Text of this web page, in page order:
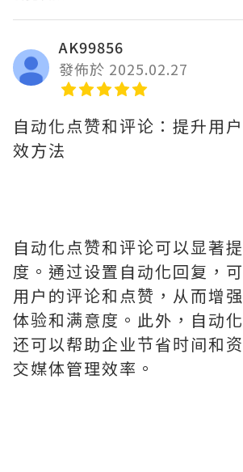
AK99856
發佈於 2025.02.27
自动化点赞和评论：提升用
效方法
自动化点赞和评论可以显著
度。通过设置自动化回复，
用户的评论和点赞，从而增
体验和满意度。此外，自动
还可以帮助企业节省时间和
交媒体管理效率。